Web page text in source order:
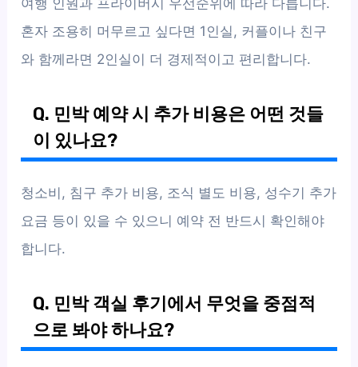
여행 인원과 프라이버시 우선순위에 따라 다릅니다.
혼자 조용히 머무르고 싶다면 1인실, 커플이나 친구
와 함께라면 2인실이 더 경제적이고 편리합니다.
Q. 민박 예약 시 추가 비용은 어떤 것들
이 있나요?
청소비, 침구 추가 비용, 조식 별도 비용, 성수기 추가
요금 등이 있을 수 있으니 예약 전 반드시 확인해야
합니다.
Q. 민박 객실 후기에서 무엇을 중점적
으로 봐야 하나요?